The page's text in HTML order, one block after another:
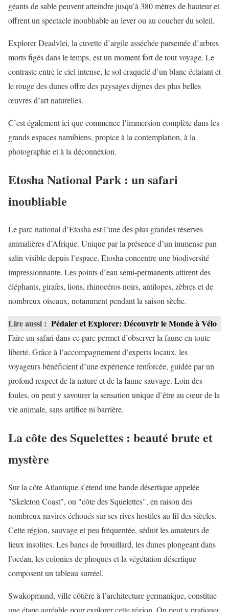
géants de sable peuvent atteindre jusqu’à 380 mètres de hauteur et
offrent un spectacle inoubliable au lever ou au coucher du soleil.
Explorer Deadvlei, la cuvette d’argile asséchée parsemée d’arbres
morts figés dans le temps, est un moment fort de tout voyage. Le
contraste entre le ciel intense, le sol craquelé d’un blanc éclatant et
le rouge des dunes offre des paysages dignes des plus belles
œuvres d’art naturelles.
C’est également ici que commence l’immersion complète dans les
grands espaces namibiens, propice à la contemplation, à la
photographie et à la déconnexion.
Etosha National Park : un safari
inoubliable
Le parc national d’Etosha est l’une des plus grandes réserves
animalières d’Afrique. Unique par la présence d’un immense pan
salin visible depuis l’espace, Etosha concentre une biodiversité
impressionnante. Les points d’eau semi-permanents attirent des
éléphants, girafes, lions, rhinocéros noirs, antilopes, zèbres et de
nombreux oiseaux, notamment pendant la saison sèche.
Lire aussi : Pédaler et Explorer: Découvrir le Monde à Vélo
Faire un safari dans ce parc permet d’observer la faune en toute
liberté. Grâce à l’accompagnement d’experts locaux, les
voyageurs bénéficient d’une expérience renforcée, guidée par un
profond respect de la nature et de la faune sauvage. Loin des
foules, on peut y savourer la sensation unique d’être au cœur de la
vie animale, sans artifice ni barrière.
La côte des Squelettes : beauté brute et
mystère
Sur la côte Atlantique s’étend une bande désertique appelée
"Skeleton Coast", ou "côte des Squelettes", en raison des
nombreux navires échoués sur ses rives hostiles au fil des siècles.
Cette région, sauvage et peu fréquentée, séduit les amateurs de
lieux insolites. Les bancs de brouillard, les dunes plongeant dans
l’océan, les colonies de phoques et la végétation désertique
composent un tableau surréel.
Swakopmund, ville côtière à l’architecture germanique, constitue
une étape agréable pour explorer cette région. On peut y pratiquer